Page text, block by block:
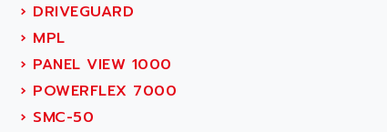
› DRIVEGUARD
› MPL
› PANEL VIEW 1000
› POWERFLEX 7000
› SMC-50